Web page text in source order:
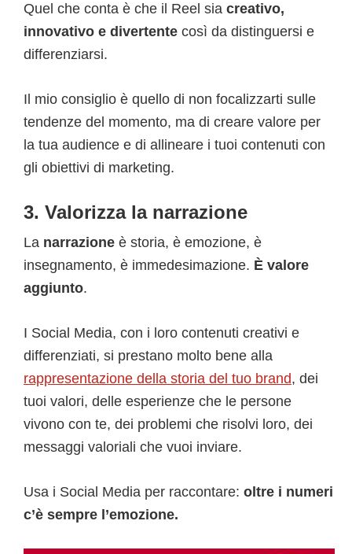
Quel che conta è che il Reel sia creativo,
innovativo e divertente così da distinguersi e
differenziarsi.
Il mio consiglio è quello di non focalizzarti sulle
tendenze del momento, ma di creare valore per
la tua audience e di allineare i tuoi contenuti con
gli obiettivi di marketing.
3. Valorizza la narrazione
La narrazione è storia, è emozione, è
insegnamento, è immedesimazione. È valore
aggiunto.
I Social Media, con i loro contenuti creativi e
differenziati, si prestano molto bene alla
rappresentazione della storia del tuo brand, dei
tuoi valori, delle esperienze che le persone
vivono con te, dei problemi che risolvi loro, dei
messaggi valoriali che vuoi inviare.
Usa i Social Media per raccontare: oltre i numeri
c’è sempre l’emozione.